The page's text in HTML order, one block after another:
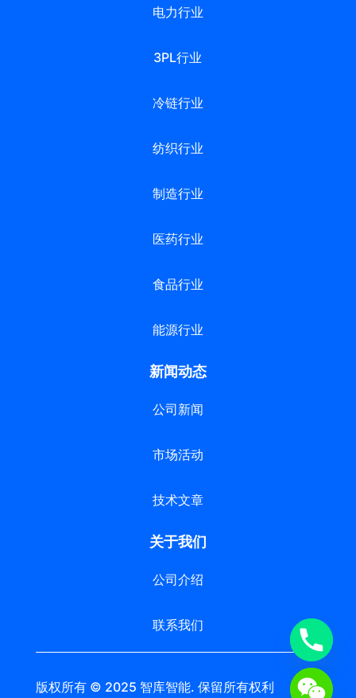
电力行业
3PL行业
冷链行业
纺织行业
制造行业
医药行业
食品行业
能源行业
新闻动态
公司新闻
市场活动
技术文章
关于我们
公司介绍
联系我们
版权所有 © 2025 智库智能. 保留所有权利 苏